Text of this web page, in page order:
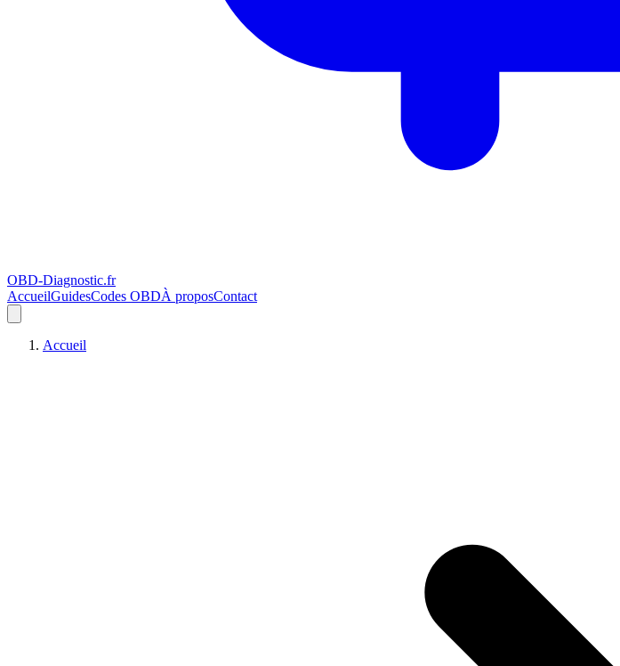
OBD-Diagnostic.fr
AccueilGuidesCodes OBDÀ proposContact
Accueil